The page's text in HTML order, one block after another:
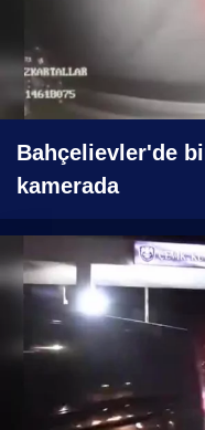
Embed Kodu
Bahçelievler'de
kamerada